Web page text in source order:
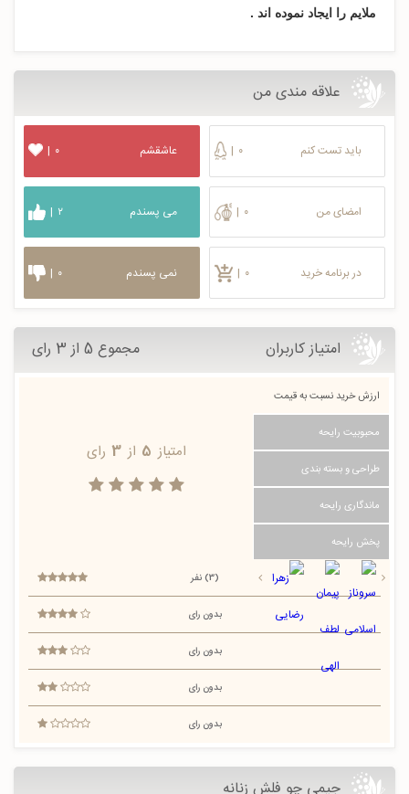
ملایم را ایجاد نموده اند .
علاقه مندی من
باید تست کنم | ۰
امضای من | ۰
در برنامه خرید | ۰
عاشقشم | ۰
می پسندم | ۲
نمی پسندم | ۰
امتیاز کاربران مجموع 5 از 3 رای
ارزش خرید نسبت به قیمت
محبوبیت رایحه
طراحی و بسته بندی
ماندگاری رایحه
پخش رایحه
امتیاز 5 از 3 رای
(3) نفر
بدون رای
بدون رای
بدون رای
بدون رای
جیمی چو فلش زنانه